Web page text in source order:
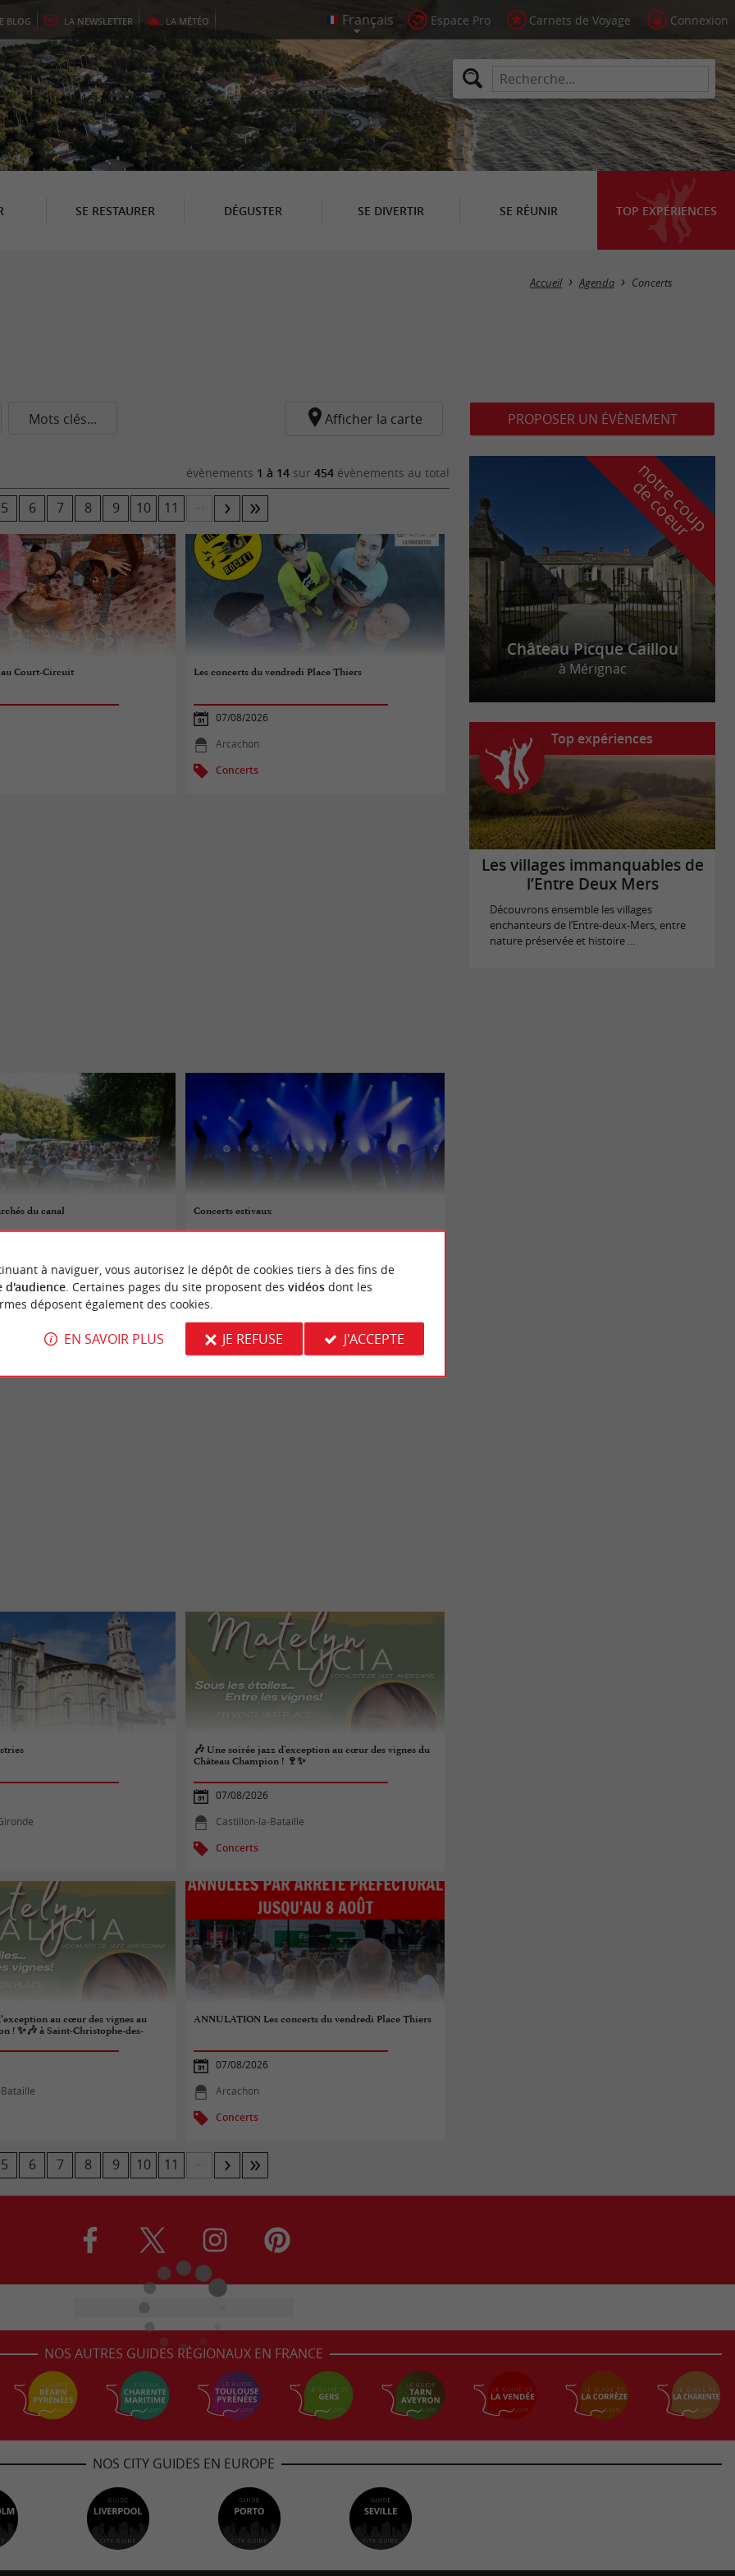
BLOG LA NEWSLETTER LA MÉTÉO Espace Pro Carnets de Voyage Connexion
SE RESTAURER DÉGUSTER SE DIVERTIR SE RÉUNIR TOP EXPÉRIENCES
Masquer la carte
Accueil Agenda Concerts
Mots clés... Afficher la carte
évènements 1 à 14 sur 454 évènements au total
5 6 7 8 9 10 11
Court-Circuit Les concerts du vendredi Place Thiers
07/08/2026
Arcachon
Concerts
du canal
Dorthe
Concerts estivaux
Vendays-Montalivet
🎶 Une soirée jazz d'exception au cœur des vignes du
Château Champion ! 🍷✨
07/08/2026
Castillon-la-Bataille
Concerts
au cœur des vignes au
! ✨🎶 à Saint-Christophe-des-
ANNULATION Les concerts du vendredi Place Thiers
07/08/2026
Arcachon
Concerts
5 6 7 8 9 10 11
PROPOSER UN ÉVÈNEMENT
n
o
t
r
e
c
o
u
p
d
e
c
o
e
u
r
Château Picque Caillou
à Mérignac
Top expériences
Les villages immanquables de
l’Entre Deux Mers
Découvrons ensemble les villages
enchanteurs de l’Entre-deux-Mers, entre
nature préservée et histoire ...
NOS AUTRES GUIDES RÉGIONAUX EN FRANCE
NOS CITY GUIDES EN EUROPE
à naviguer, vous autorisez le dépôt de cookies tiers à des fins de
d'audience. Certaines pages du site proposent des vidéosdont les
déposent également des cookies.
EN SAVOIR PLUS JE REFUSE J'ACCEPTE